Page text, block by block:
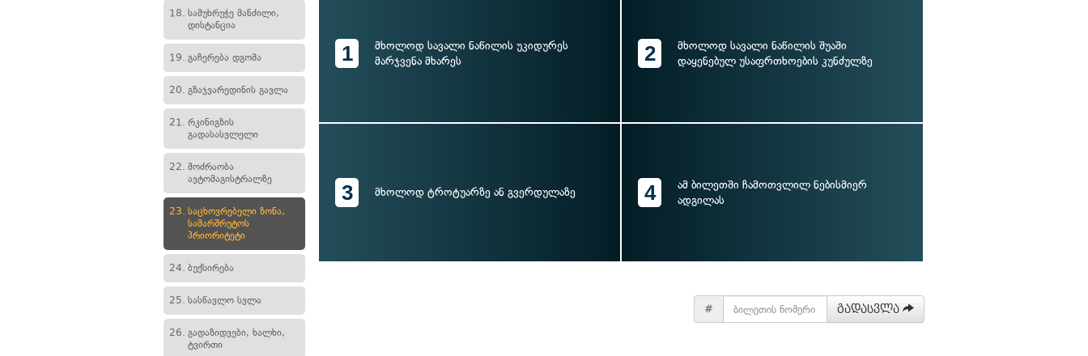
18. სამუხრუჭე მანძილი,
დისტანცია
19. გაჩერება დგომა
20. გზაჯვარედინის გავლა
21. რკინიგზის
გადასასვლელი
22. მოძრაობა
ავტომაგისტრალზე
23. საცხოვრებელი ზონა,
სამარშრუტოს
პრიორიტეტი
24. ბუქსირება
25. სასწავლო სვლა
26. გადაზიდვები, ხალხი,
ტვირთი
1
მხოლოდ სავალი ნაწილის უკიდურეს
მარჯვენა მხარეს
2
მხოლოდ სავალი ნაწილის შუაში
დაყენებულ უსაფრთხოების კუნძულზე
3 მხოლოდ ტროტუარზე ან გვერდულაზე 4
ამ ბილეთში ჩამოთვლილ ნებისმიერ
ადგილას
# გადასვლა